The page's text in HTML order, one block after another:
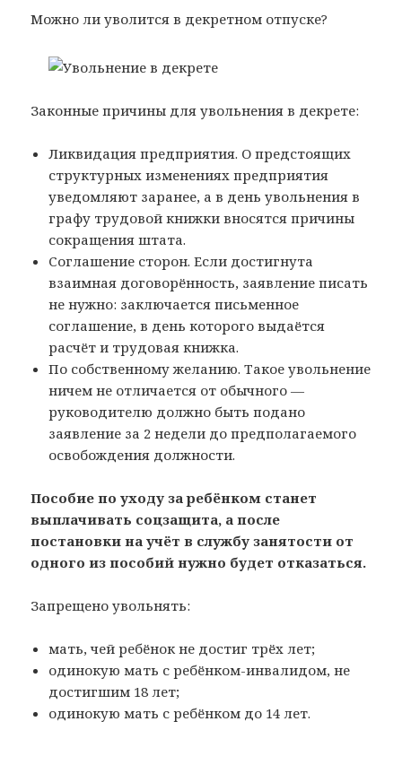
Можно ли уволится в декретном отпуске?
Законные причины для увольнения в декрете:
Ликвидация предприятия. О предстоящих
структурных изменениях предприятия
уведомляют заранее, а в день увольнения в
графу трудовой книжки вносятся причины
сокращения штата.
Соглашение сторон. Если достигнута
взаимная договорённость, заявление писать
не нужно: заключается письменное
соглашение, в день которого выдаётся
расчёт и трудовая книжка.
По собственному желанию. Такое увольнение
ничем не отличается от обычного —
руководителю должно быть подано
заявление за 2 недели до предполагаемого
освобождения должности.
Пособие по уходу за ребёнком станет
выплачивать соцзащита, а после
постановки на учёт в службу занятости от
одного из пособий нужно будет отказаться.
Запрещено увольнять:
мать, чей ребёнок не достиг трёх лет;
одинокую мать с ребёнком-инвалидом, не
достигшим 18 лет;
одинокую мать с ребёнком до 14 лет.